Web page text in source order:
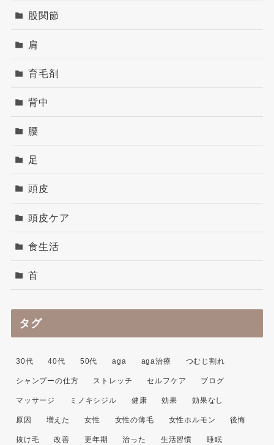
股関節
肩
育毛剤
背中
腰
足
頭皮
頭皮ケア
食生活
首
タグ
30代 40代 50代 aga aga治療 つむじ割れ
シャンプーの仕方 ストレッチ セルフケア ブログ
マッサージ ミノキシジル 健康 効果 効果なし
原因 増えた 女性 女性の薄毛 女性ホルモン 後悔
抜け毛 改善 更年期 治った 生活習慣 睡眠